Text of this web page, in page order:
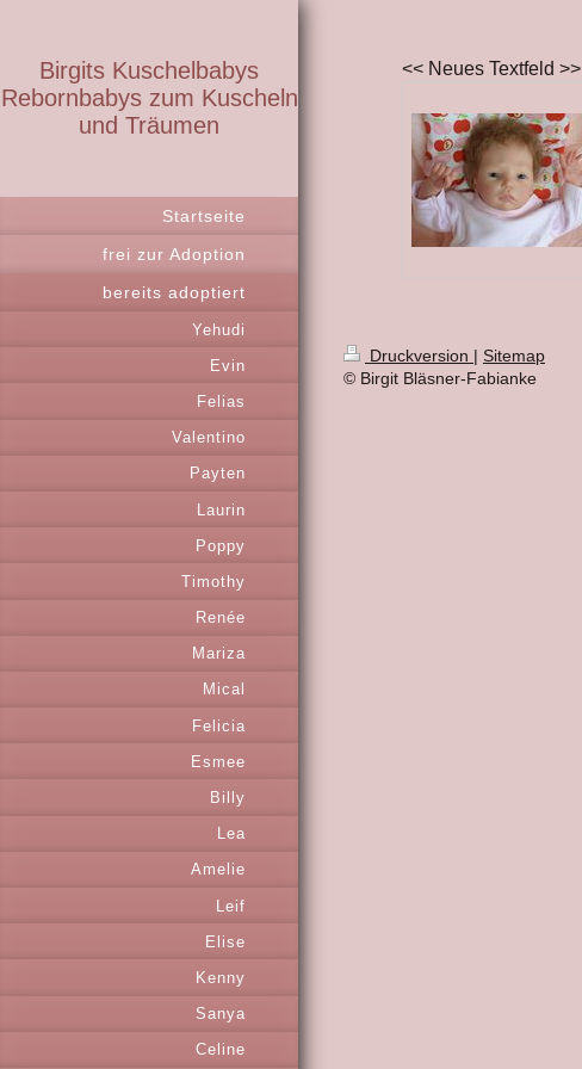
Birgits Kuschelbabys
Rebornbabys zum Kuscheln
und Träumen
Startseite
frei zur Adoption
bereits adoptiert
Yehudi
Evin
Felias
Valentino
Payten
Laurin
Poppy
Timothy
Renée
Mariza
Mical
Felicia
Esmee
Billy
Lea
Amelie
Leif
Elise
Kenny
Sanya
Celine
<< Neues Textfeld >>
Druckversion | Sitemap
© Birgit Bläsner-Fabianke